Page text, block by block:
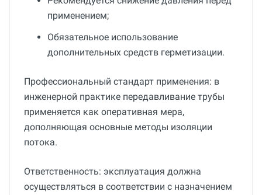
применением;
Обязательное использование
дополнительных средств герметизации.
Профессиональный стандарт применения: в
инженерной практике передавливание трубы
применяется как оперативная мера,
дополняющая основные методы изоляции
потока.
Ответственность: эксплуатация должна
осуществляться в соответствии с назначением